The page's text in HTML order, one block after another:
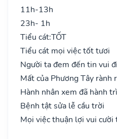
11h-13h
23h- 1h
Tiểu cát:TỐT
Tiểu cát mọi việc tốt tươi
Người ta đem đến tin vui
Mất của Phương Tây rành
Hành nhân xem đã hành
Bệnh tật sửa lễ cầu trời
Mọi việc thuận lợi vui cười